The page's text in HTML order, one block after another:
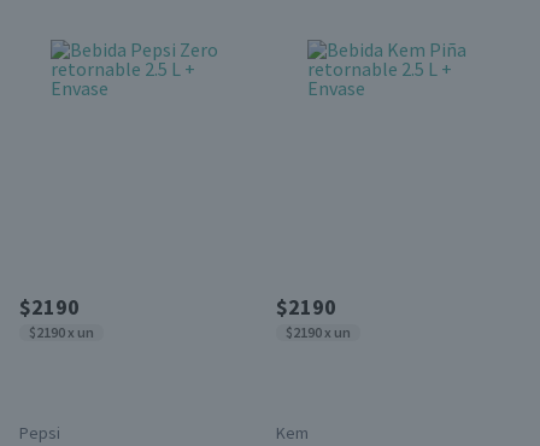
$2190
$2190 x un
Pepsi
$2190
$2190 x un
Kem